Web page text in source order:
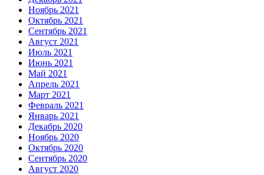
Ноябрь 2021
Октябрь 2021
Сентябрь 2021
Август 2021
Июль 2021
Июнь 2021
Май 2021
Апрель 2021
Март 2021
Февраль 2021
Январь 2021
Декабрь 2020
Ноябрь 2020
Октябрь 2020
Сентябрь 2020
Август 2020